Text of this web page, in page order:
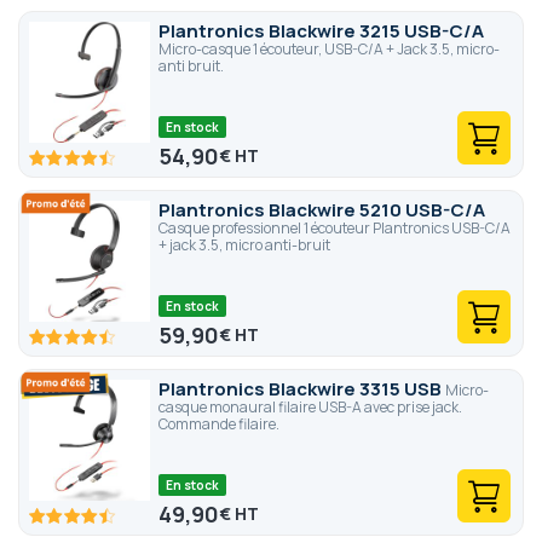
Plantronics Blackwire 3215 USB-C/A
Micro-casque 1 écouteur, USB-C/A + Jack 3.5, micro-
anti bruit.
89 100
En stock
54,90€
Plantronics Blackwire 5210 USB-C/A
Casque professionnel 1 écouteur Plantronics USB-C/A
+ jack 3.5, micro anti-bruit
89 100
En stock
59,90€
Plantronics Blackwire 3315 USB Micro-
casque monaural filaire USB-A avec prise jack.
Commande filaire.
89 100
En stock
49,90€